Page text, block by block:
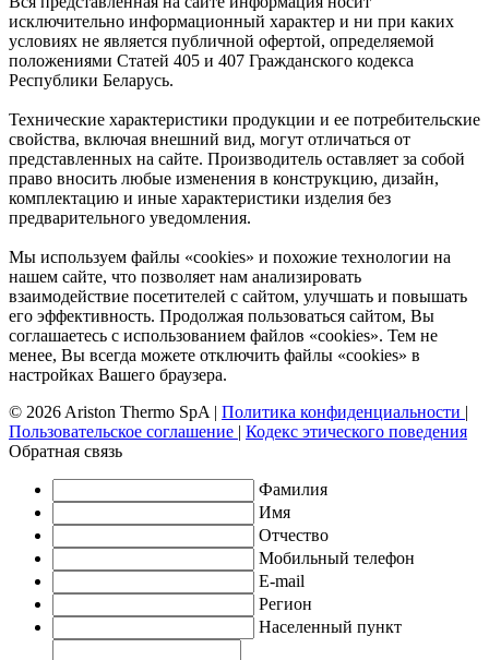
исключительно информационный характер и ни при каких
условиях не является публичной офертой, определяемой
положениями Статей 405 и 407 Гражданского кодекса
Республики Беларусь.
Технические характеристики продукции и ее потребительские
свойства, включая внешний вид, могут отличаться от
представленных на сайте. Производитель оставляет за собой
право вносить любые изменения в конструкцию, дизайн,
комплектацию и иные характеристики изделия без
предварительного уведомления.
Мы используем файлы «cookies» и похожие технологии на
нашем сайте, что позволяет нам анализировать
взаимодействие посетителей с сайтом, улучшать и повышать
его эффективность. Продолжая пользоваться сайтом, Вы
соглашаетесь с использованием файлов «cookies». Тем не
менее, Вы всегда можете отключить файлы «cookies» в
настройках Вашего браузера.
© 2026 Ariston Thermo SpA | Политика конфиденциальности |
Пользовательское соглашение | Кодекс этического поведения
Обратная связь
Фамилия
Имя
Отчество
Мобильный телефон
E-mail
Регион
Населенный пункт